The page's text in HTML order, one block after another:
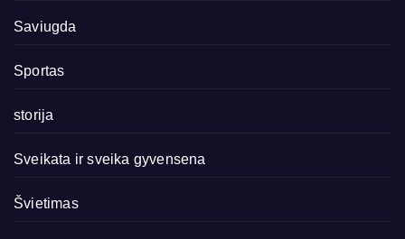
Saviugda
Sportas
storija
Sveikata ir sveika gyvensena
Švietimas